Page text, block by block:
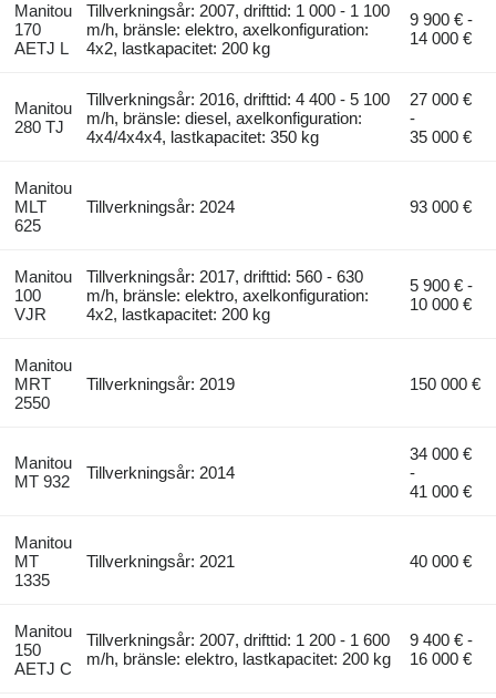
Manitou
170
AETJ L
Tillverkningsår: 2007, drifttid: 1 000 - 1 100
m/h, bränsle: elektro, axelkonfiguration:
4x2, lastkapacitet: 200 kg
9 900 € -
14 000 €
Manitou
280 TJ
Tillverkningsår: 2016, drifttid: 4 400 - 5 100
m/h, bränsle: diesel, axelkonfiguration:
4x4/4x4x4, lastkapacitet: 350 kg
27 000 €
-
35 000 €
Manitou
MLT
625
Tillverkningsår: 2024 93 000 €
Manitou
100
VJR
Tillverkningsår: 2017, drifttid: 560 - 630
m/h, bränsle: elektro, axelkonfiguration:
4x2, lastkapacitet: 200 kg
5 900 € -
10 000 €
Manitou
MRT
2550
Tillverkningsår: 2019 150 000 €
Manitou
MT 932
Tillverkningsår: 2014
34 000 €
-
41 000 €
Manitou
MT
1335
Tillverkningsår: 2021 40 000 €
Manitou
150
AETJ C
Tillverkningsår: 2007, drifttid: 1 200 - 1 600
m/h, bränsle: elektro, lastkapacitet: 200 kg
9 400 € -
16 000 €